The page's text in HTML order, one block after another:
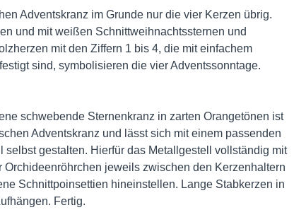
Adventskranz im Grunde nur die vier Kerzen übrig.
und mit weißen Schnittweihnachtssternen und
mit den Ziffern 1 bis 4, die mit einfachem
sind, symbolisieren die vier Adventssonntage.
schwebende Sternenkranz in zarten Orangetönen ist
Adventskranz und lässt sich mit einem passenden
selbst gestalten. Hierfür das Metallgestell vollständig mit
Orchideenröhrchen jeweils zwischen den Kerzenhaltern
Schnittpoinsettien hineinstellen. Lange Stabkerzen in
Fertig.